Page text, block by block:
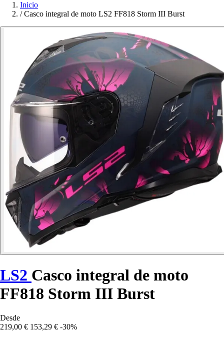
Inicio
/ Casco integral de moto LS2 FF818 Storm III Burst
LS2 Casco integral de moto
FF818 Storm III Burst
Desde
219,00 € 153,29 € -30%